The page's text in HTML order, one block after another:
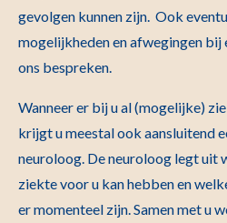
gevolgen kunnen zijn. Ook
mogelijkheden en afwegingen bij
ons bespreken.
Wanneer er bij u al (mogelijke)
krijgt u meestal ook aansluitend
neuroloog. De neuroloog legt uit
ziekte voor u kan hebben en
er momenteel zijn. Samen met u